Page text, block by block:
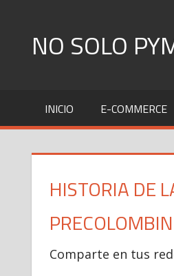
contentNO SOLO
que
una
saber
INICIO E-COMMERCE
HISTORIA DE
Comparte en tus